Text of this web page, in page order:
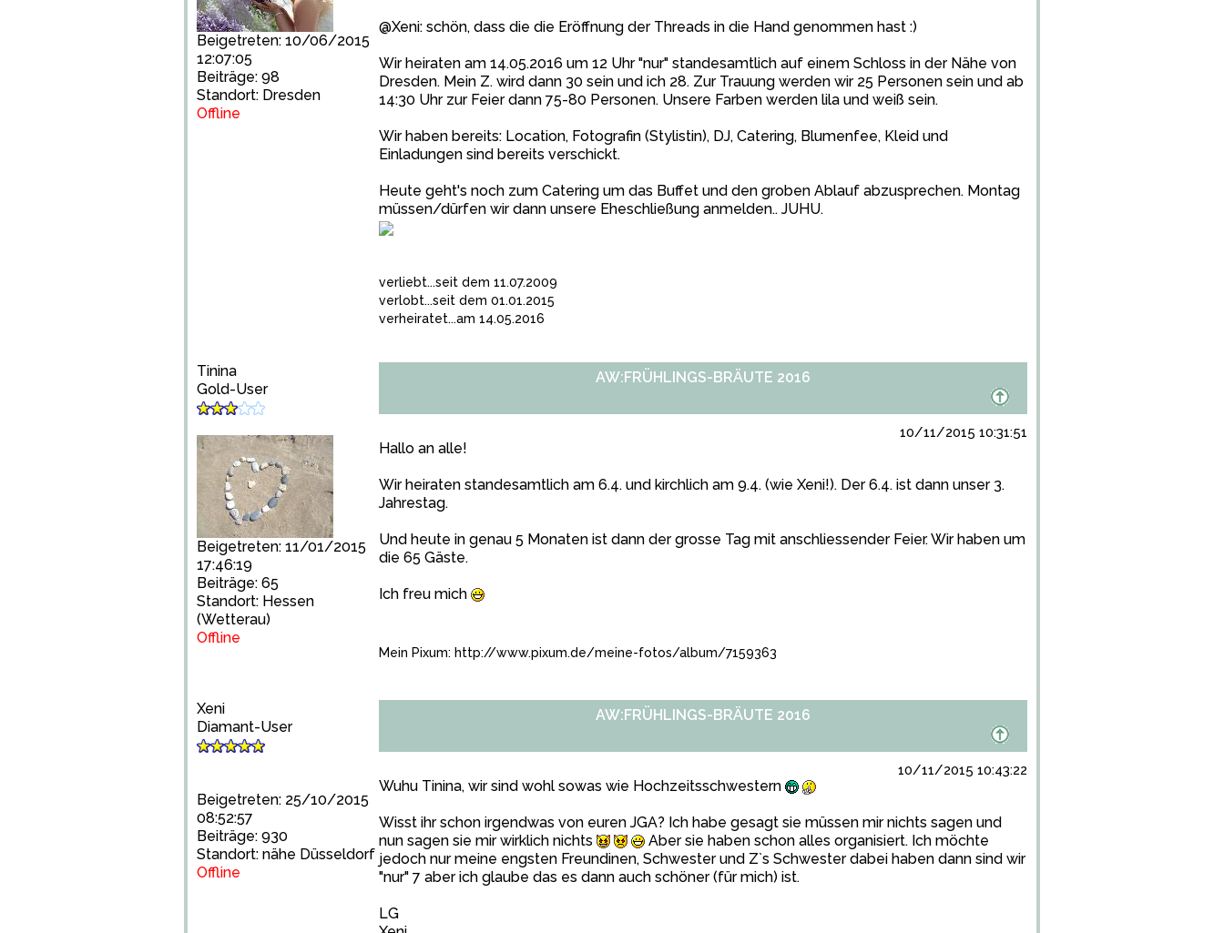
Beigetreten: 10/06/2015
12:07:05
Beiträge: 98
Standort: Dresden
Offline
@Xeni: schön, dass die die Eröffnung der Threads in die Hand genommen hast :)
Wir heiraten am 14.05.2016 um 12 Uhr "nur" standesamtlich auf einem Schloss in der Nähe von
Dresden. Mein Z. wird dann 30 sein und ich 28. Zur Trauung werden wir 25 Personen sein und ab
14:30 Uhr zur Feier dann 75-80 Personen. Unsere Farben werden lila und weiß sein.
Wir haben bereits: Location, Fotografin (Stylistin), DJ, Catering, Blumenfee, Kleid und
Einladungen sind bereits verschickt.
Heute geht's noch zum Catering um das Buffet und den groben Ablauf abzusprechen. Montag
müssen/dürfen wir dann unsere Eheschließung anmelden.. JUHU.
verliebt...seit dem 11.07.2009
verlobt...seit dem 01.01.2015
verheiratet...am 14.05.2016
Tinina
Gold-User
Beigetreten: 11/01/2015
17:46:19
Beiträge: 65
Standort: Hessen
(Wetterau)
Offline
AW:FRÜHLINGS-BRÄUTE 2016
10/11/2015 10:31:51
Hallo an alle!
Wir heiraten standesamtlich am 6.4. und kirchlich am 9.4. (wie Xeni!). Der 6.4. ist dann unser 3.
Jahrestag.
Und heute in genau 5 Monaten ist dann der grosse Tag mit anschliessender Feier. Wir haben um
die 65 Gäste.
Ich freu mich
Mein Pixum: http://www.pixum.de/meine-fotos/album/7159363
Xeni
Diamant-User
Beigetreten: 25/10/2015
08:52:57
Beiträge: 930
Standort: nähe Düsseldorf
Offline
AW:FRÜHLINGS-BRÄUTE 2016
10/11/2015 10:43:22
Wuhu Tinina, wir sind wohl sowas wie Hochzeitsschwestern
Wisst ihr schon irgendwas von euren JGA? Ich habe gesagt sie müssen mir nichts sagen und
nun sagen sie mir wirklich nichts
Aber sie haben schon alles organisiert. Ich möchte
jedoch nur meine engsten Freundinen, Schwester und Z`s Schwester dabei haben dann sind wir
"nur" 7 aber ich glaube das es dann auch schöner (für mich) ist.
LG